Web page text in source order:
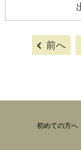
前へ
初めての方へ